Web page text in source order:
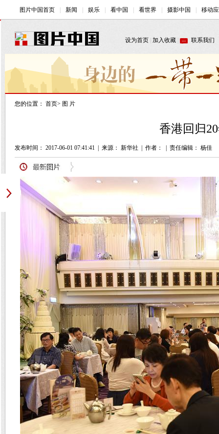
您的位置： 首页> 图 片
香港回归
发布时间： 2017-06-01 07:41:41 来源： 新华社 作者： 责任编辑： 杨佳